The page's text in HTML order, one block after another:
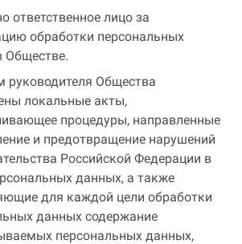
ответственное лицо за
обработки персональных
Обществе.
руководителя Общества
локальные акты,
процедуры, направленные
и предотвращение нарушений
Российской Федерации в
данных, а также
для каждой цели обработки
данных содержание
персональных данных,